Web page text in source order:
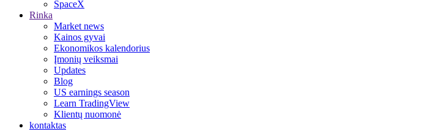
SpaceX
Rinka
Market news
Kainos gyvai
Ekonomikos kalendorius
Įmonių veiksmai
Updates
Blog
US earnings season
Learn TradingView
Klientų nuomonė
kontaktas